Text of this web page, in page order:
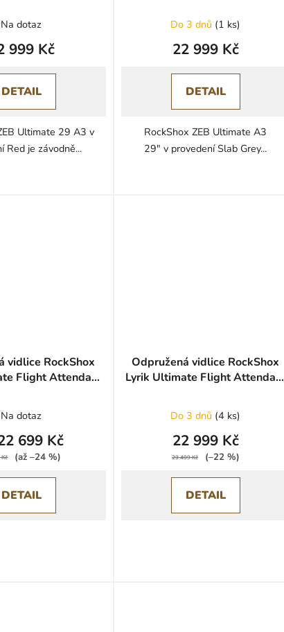
Na dotaz
999 Kč
DETAIL
Ultimate 29 A3 v
Red je závodně...
Do 3 dnů (1 ks)
22 999 Kč
DETAIL
RockShox ZEB Ultimate A3
29" v provedení Slab Grey...
vidlice RockShox
Flight Attendant
Green
Na dotaz
699 Kč
Kč (až –24 %)
DETAIL
Odpružená vidlice RockShox
Lyrik Ultimate Flight Attendant
Do 3 dnů (4 ks)
22 999 Kč
29 499 Kč (–22 %)
DETAIL